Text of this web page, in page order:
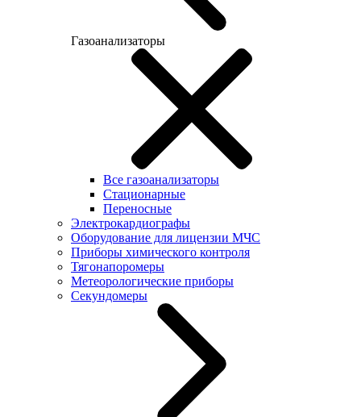
Газоанализаторы
Все газоанализаторы
Cтационарные
Переносные
Электрокардиографы
Оборудование для лицензии МЧС
Приборы химического контроля
Тягонапоромеры
Метеорологические приборы
Секундомеры